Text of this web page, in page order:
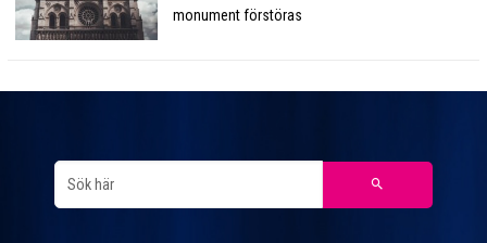
monument förstöras